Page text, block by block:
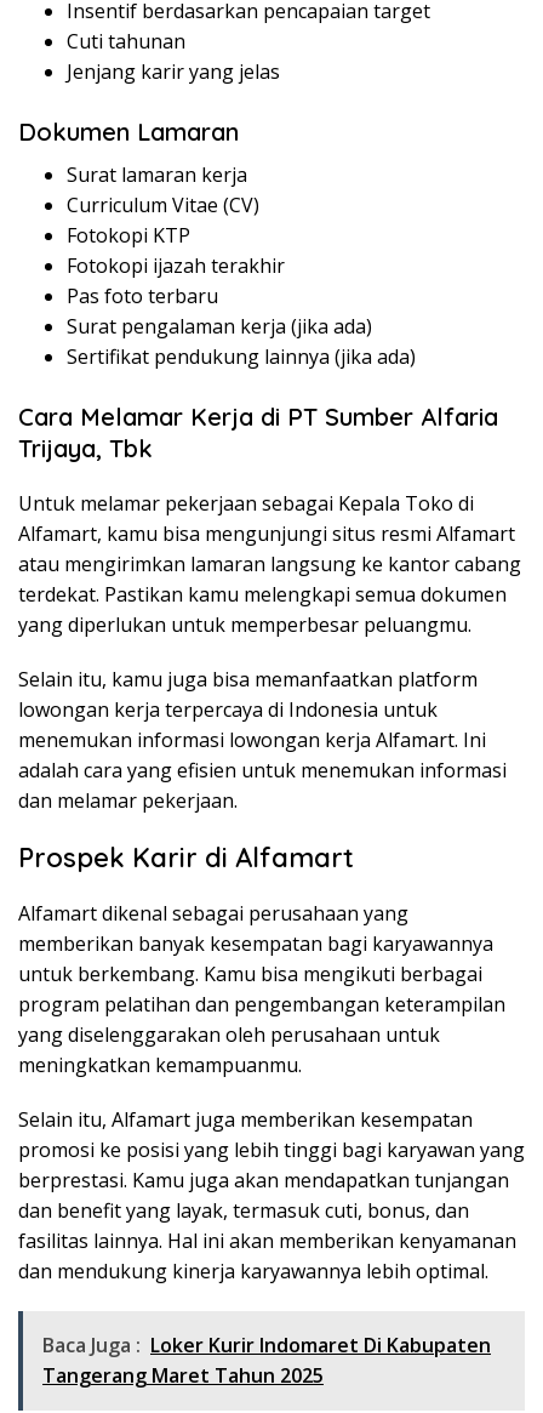
Insentif berdasarkan pencapaian target
Cuti tahunan
Jenjang karir yang jelas
Dokumen Lamaran
Surat lamaran kerja
Curriculum Vitae (CV)
Fotokopi KTP
Fotokopi ijazah terakhir
Pas foto terbaru
Surat pengalaman kerja (jika ada)
Sertifikat pendukung lainnya (jika ada)
Cara Melamar Kerja di PT Sumber Alfaria
Trijaya, Tbk
Untuk melamar pekerjaan sebagai Kepala Toko di
Alfamart, kamu bisa mengunjungi situs resmi Alfamart
atau mengirimkan lamaran langsung ke kantor cabang
terdekat. Pastikan kamu melengkapi semua dokumen
yang diperlukan untuk memperbesar peluangmu.
Selain itu, kamu juga bisa memanfaatkan platform
lowongan kerja terpercaya di Indonesia untuk
menemukan informasi lowongan kerja Alfamart. Ini
adalah cara yang efisien untuk menemukan informasi
dan melamar pekerjaan.
Prospek Karir di Alfamart
Alfamart dikenal sebagai perusahaan yang
memberikan banyak kesempatan bagi karyawannya
untuk berkembang. Kamu bisa mengikuti berbagai
program pelatihan dan pengembangan keterampilan
yang diselenggarakan oleh perusahaan untuk
meningkatkan kemampuanmu.
Selain itu, Alfamart juga memberikan kesempatan
promosi ke posisi yang lebih tinggi bagi karyawan yang
berprestasi. Kamu juga akan mendapatkan tunjangan
dan benefit yang layak, termasuk cuti, bonus, dan
fasilitas lainnya. Hal ini akan memberikan kenyamanan
dan mendukung kinerja karyawannya lebih optimal.
Baca Juga : Loker Kurir Indomaret Di Kabupaten
Tangerang Maret Tahun 2025